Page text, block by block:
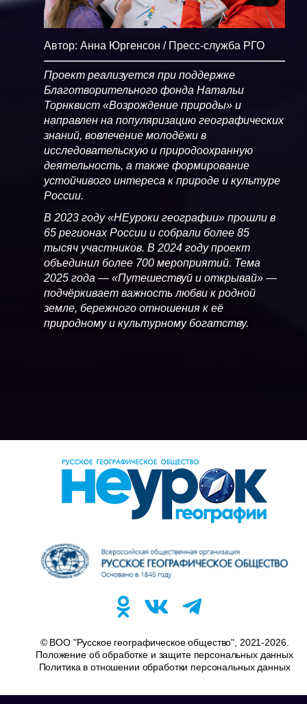
Автор: Анна Юргенсон / Пресс-служба РГО
Проект реализуется при поддержке
Благотворительного фонда Натальи
Торнквист «Возрождение природы» и
направлен на популяризацию географических
знаний, вовлечение молодёжи в
исследовательскую и природоохранную
деятельность, а также формирование
устойчивого интереса к природе и культуре
России.
В 2023 году «НЕуроки географии» прошли в
65 регионах России и собрали более 85
тысяч участников. В 2024 году проект
объединил более 700 мероприятий. Тема
2025 года — «Путешествуй и открывай» —
подчёркивает важность любви к родной
земле, бережного отношения к её
природному и культурному богатству.
© ВОО "Русское географическое общество", 2021-2026.
Положение об обработке и защите персональных данных
Политика в отношении обработки персональных данных